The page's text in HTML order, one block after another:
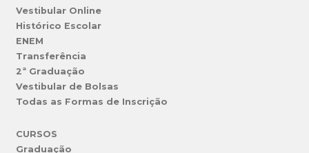
Vestibular Online
Histórico Escolar
ENEM
Transferência
2ª Graduação
Vestibular de Bolsas
Todas as Formas de Inscrição
CURSOS
Graduação